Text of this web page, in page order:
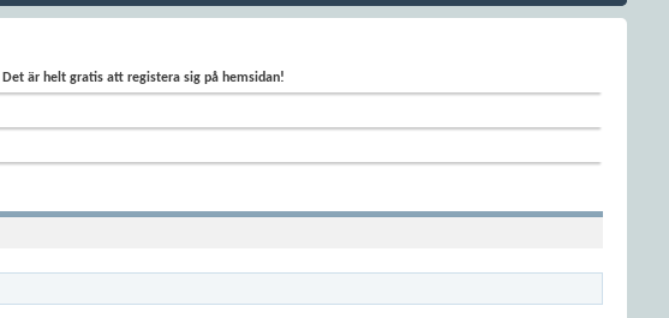
Det är helt gratis att registera sig på hemsidan!